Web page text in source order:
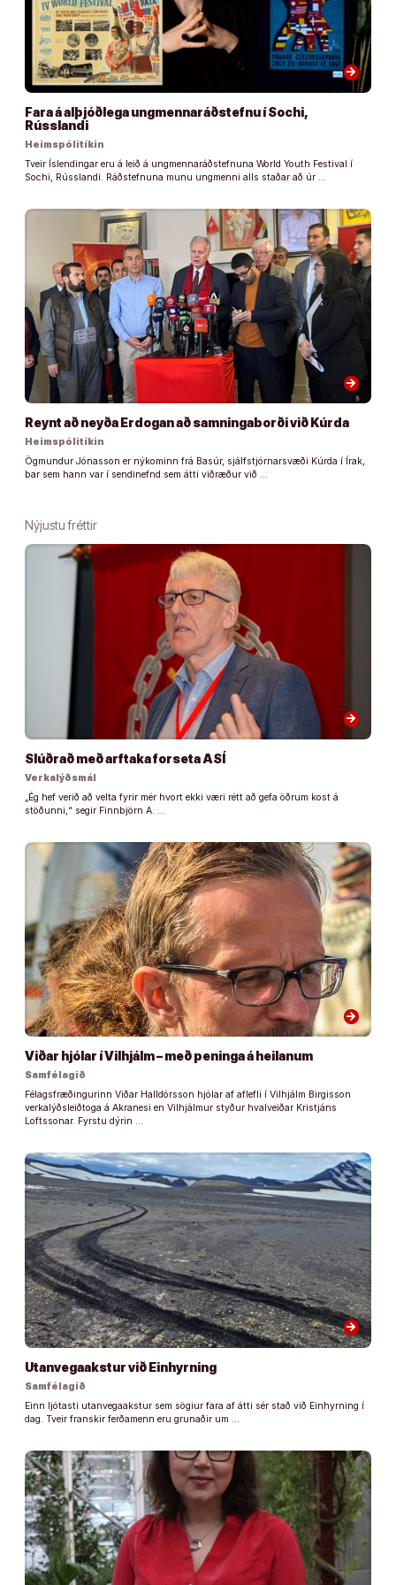
arrow_forward
Fara á alþjóðlega ungmennaráðstefnu í Sochi,
Rússlandi
Heimspólitíkin
Tveir Íslendingar eru á leið á ungmennaráðstefnuna World Youth Festival í
Sochi, Rússlandi. Ráðstefnuna munu ungmenni alls staðar að úr …
arrow_forward
Reynt að neyða Erdogan að samningaborði við Kúrda
Heimspólitíkin
Ögmundur Jónasson er nýkominn frá Basúr, sjálfstjórnarsvæði Kúrda í Írak,
þar sem hann var í sendinefnd sem átti viðræður við …
Nýjustu fréttir
arrow_forward
Slúðrað með arftaka forseta ASÍ
Verkalýðsmál
„Ég hef verið að velta fyrir mér hvort ekki væri rétt að gefa öðrum kost á
stöðunni,“ segir Finnbjörn A. …
arrow_forward
Viðar hjólar í Vilhjálm – með peninga á heilanum
Samfélagið
Félagsfræðingurinn Viðar Halldórsson hjólar af aflefli í Vilhjálm Birgisson
verkalýðsleiðtoga á Akranesi en Vilhjálmur styður hvalveiðar Kristjáns
Loftssonar. Fyrstu dýrin …
arrow_forward
Utanvegaakstur við Einhyrning
Samfélagið
Einn ljótasti utanvegaakstur sem sögiur fara af átti sér stað við Einhyrning í
dag. Tveir franskir ferðamenn eru grunaðir um …